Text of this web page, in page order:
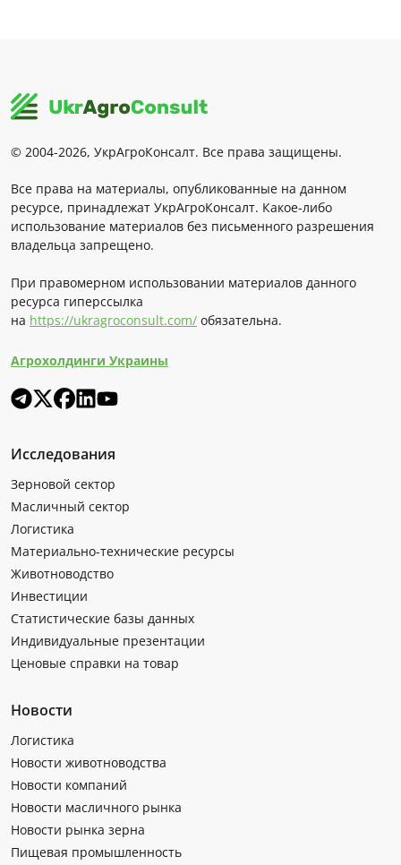
© 2004-2026, УкрАгроКонсалт. Все права защищены.
Все права на материалы, опубликованные на данном
ресурсе, принадлежат УкрАгроКонсалт. Какое-либо
использование материалов без письменного разрешения
владельца запрещено.
При правомерном использовании материалов данного
ресурса гиперссылка
на https://ukragroconsult.com/ обязательна.
Агрохолдинги Украины
Исследования
Зерновой сектор
Масличный сектор
Логистика
Материально-технические ресурсы
Животноводство
Инвестиции
Статистические базы данных
Индивидуальные презентации
Ценовые справки на товар
Новости
Логистика
Новости животноводства
Новости компаний
Новости масличного рынка
Новости рынка зерна
Пищевая промышленность